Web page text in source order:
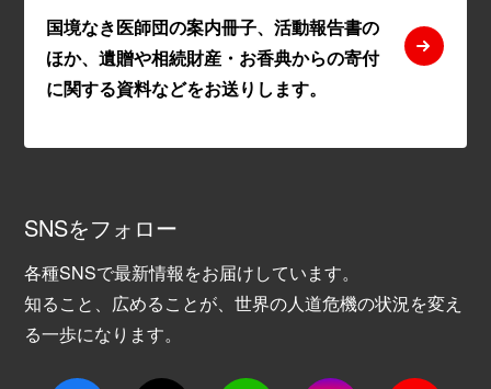
国境なき医師団の案内冊子、活動報告書の
ほか、遺贈や相続財産・お香典からの寄付
に関する資料などをお送りします。
SNSをフォロー
各種SNSで最新情報をお届けしています。
知ること、広めることが、世界の人道危機の状況を変え
る一歩になります。